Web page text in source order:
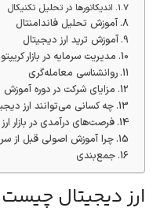
اندیکاتورها در تحلیل تکنیکال
آموزش تحلیل فاندامنتال
آموزش ترید ارز دیجیتال
مدیریت سرمایه در بازار کریپتو
روانشناسی معامله‌گری
مزایای شرکت در دوره آموزش
چه کسانی می‌توانند ارز
فرصت‌های درآمدی در بازار
چرا آموزش اصولی قبل از
جمع‌بندی
ارز دیجیتال